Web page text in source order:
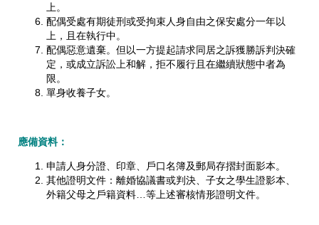
上。
配偶受處有期徒刑或受拘束人身自由之保安處分一年以
上，且在執行中。
配偶惡意遺棄。但以一方提起請求同居之訴獲勝訴判決確
定，或成立訴訟上和解，拒不履行且在繼續狀態中者為
限。
單身收養子女。
應備資料：
申請人身分證、印章、戶口名簿及郵局存摺封面影本。
其他證明文件：離婚協議書或判決、子女之學生證影本、
外籍父母之戶籍資料…等上述審核情形證明文件。